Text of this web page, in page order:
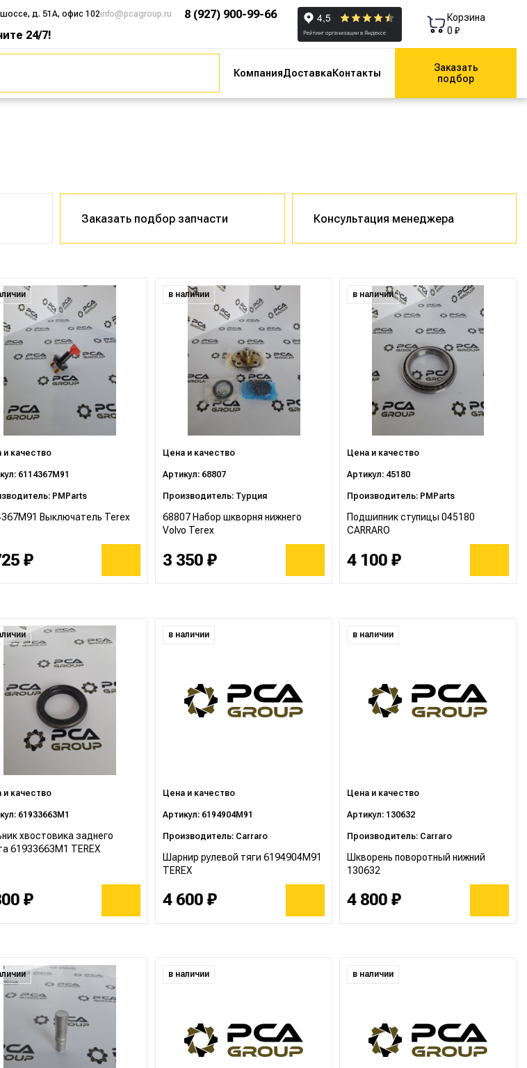
д. 51А, офис 102info@pcagroup.ru
8 (927) 900-99-66
24/7!
Корзина
0 ₽
КомпанияДоставкаКонтакты
Заказать
подбор
Заказать подбор запчасти Консультация менеджера
и качество
6114367M91
PMParts
Выключатель Terex
₽
в наличии
Цена и качество
Артикул: 68807
Производитель: Турция
68807 Набор шкворня нижнего
Volvo Terex
3 350 ₽
в наличии
Цена и качество
Артикул: 45180
Производитель: PMParts
Подшипник ступицы 045180
CARRARO
4 100 ₽
и качество
61933663M1
хвостовика заднего
61933663M1 TEREX
₽
в наличии
Цена и качество
Артикул: 6194904M91
Производитель: Carraro
Шарнир рулевой тяги 6194904M91
TEREX
4 600 ₽
в наличии
Цена и качество
Артикул: 130632
Производитель: Carraro
Шкворень поворотный нижний
130632
4 800 ₽
в наличии в наличии